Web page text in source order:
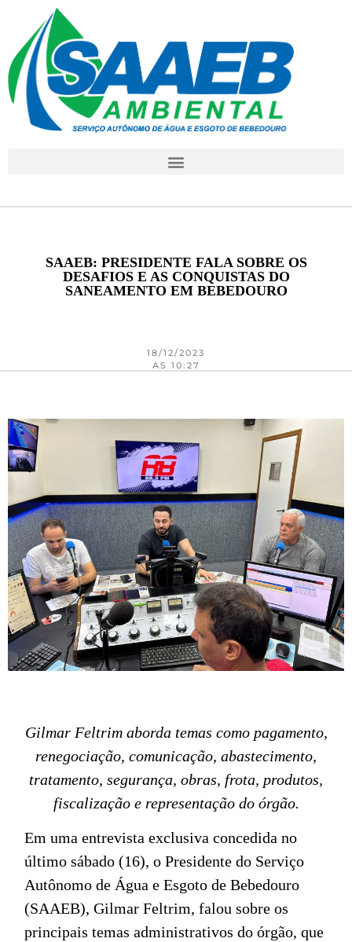
SAAEB: PRESIDENTE FALA SOBRE OS
DESAFIOS E AS CONQUISTAS DO
SANEAMENTO EM BEBEDOURO
18/12/2023
AS 10:27
Gilmar Feltrim aborda temas como pagamento,
renegociação, comunicação, abastecimento,
tratamento, segurança, obras, frota, produtos,
fiscalização e representação do órgão.
Em uma entrevista exclusiva concedida no
último sábado (16), o Presidente do Serviço
Autônomo de Água e Esgoto de Bebedouro
(SAAEB), Gilmar Feltrim, falou sobre os
principais temas administrativos do órgão, que